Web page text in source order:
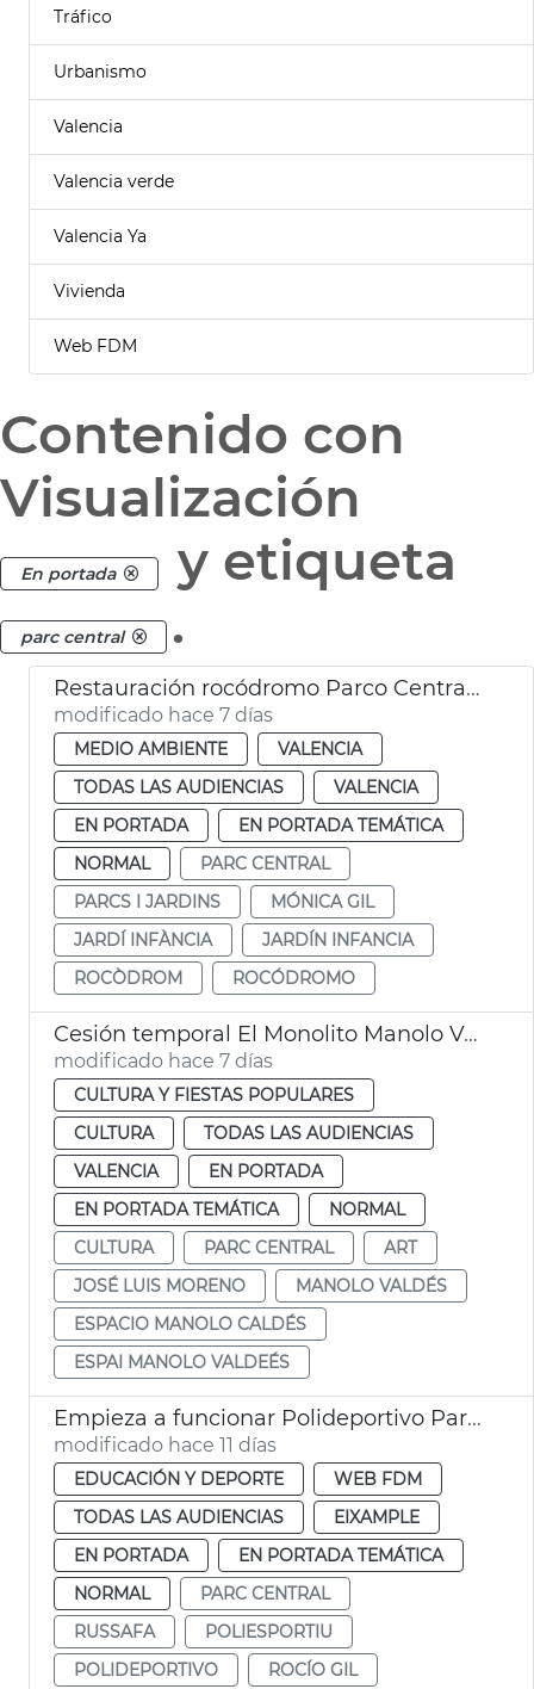
Tráfico
Urbanismo
Valencia
Valencia verde
Valencia Ya
Vivienda
Web FDM
Contenido con
Visualización
En portada y etiqueta
parc central .
Restauración rocódromo Parco Central València
modificado hace 7 días
MEDIO AMBIENTE
VALENCIA
TODAS LAS AUDIENCIAS
VALENCIA
EN PORTADA
EN PORTADA TEMÁTICA
NORMAL
PARC CENTRAL
PARCS I JARDINS
MÓNICA GIL
JARDÍ INFÀNCIA
JARDÍN INFANCIA
ROCÒDROM
ROCÓDROMO
Cesión temporal El Monolito Manolo Valdés
modificado hace 7 días
CULTURA Y FIESTAS POPULARES
CULTURA
TODAS LAS AUDIENCIAS
VALENCIA
EN PORTADA
EN PORTADA TEMÁTICA
NORMAL
CULTURA
PARC CENTRAL
ART
JOSÉ LUIS MORENO
MANOLO VALDÉS
ESPACIO MANOLO CALDÉS
ESPAI MANOLO VALDEÉS
Empieza a funcionar Polideportivo Parc Central València
modificado hace 11 días
EDUCACIÓN Y DEPORTE
WEB FDM
TODAS LAS AUDIENCIAS
EIXAMPLE
EN PORTADA
EN PORTADA TEMÁTICA
NORMAL
PARC CENTRAL
RUSSAFA
POLIESPORTIU
POLIDEPORTIVO
ROCÍO GIL